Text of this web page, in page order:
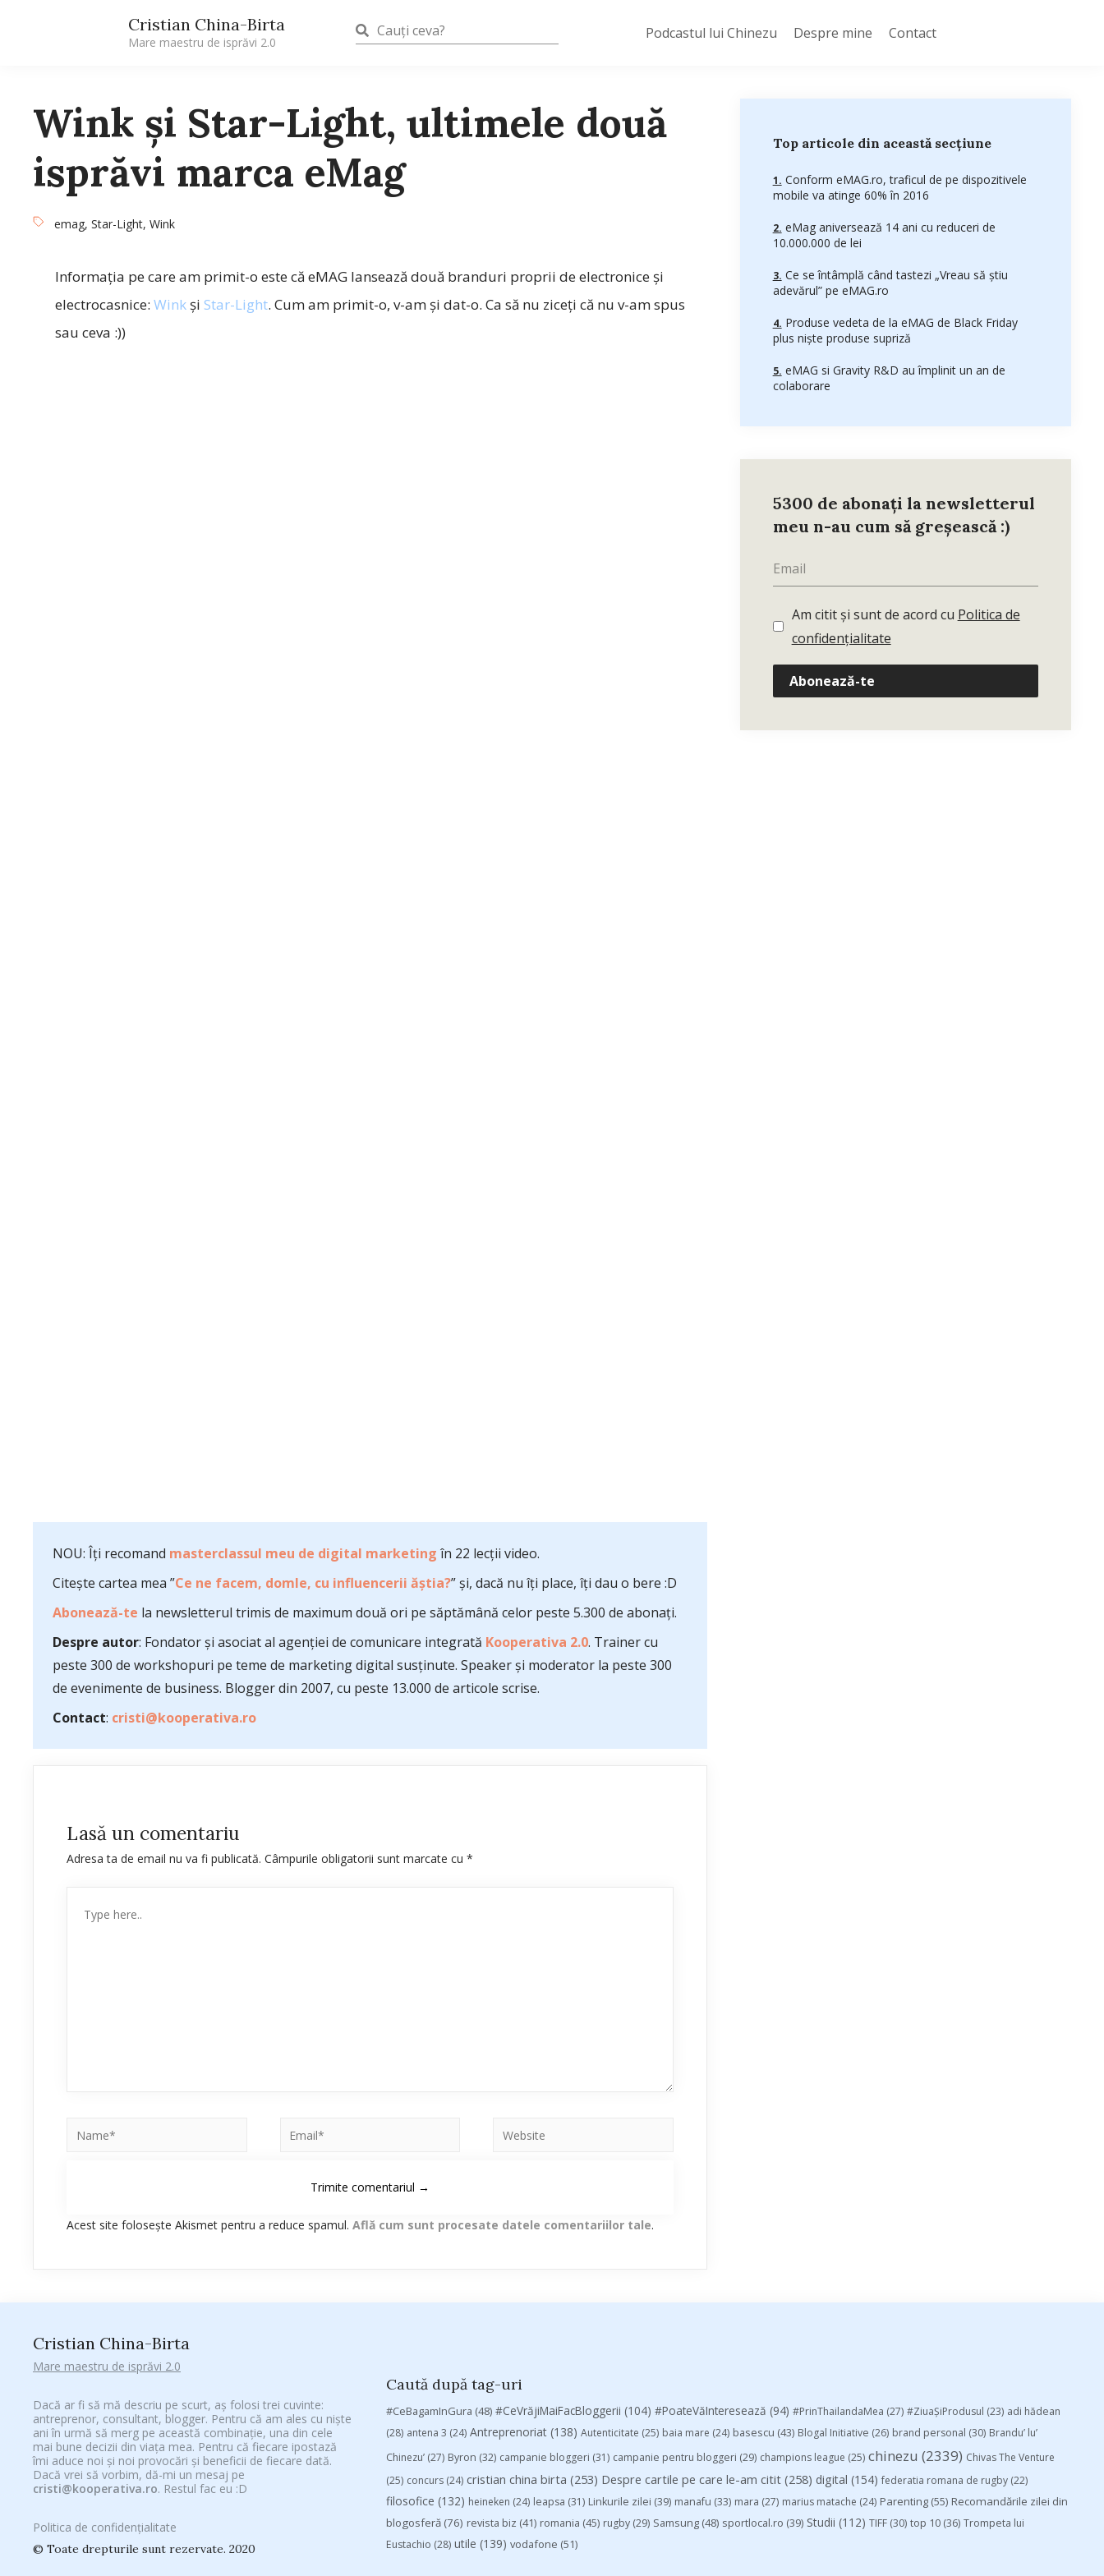
Cristian China-Birta
Mare maestru de isprăvi 2.0
Podcastul lui Chinezu Despre mine Contact
Wink și Star-Light, ultimele două
isprăvi marca eMag
emag, Star-Light, Wink
Informaţia pe care am primit-o este că eMAG lansează două branduri proprii de electronice și
electrocasnice: Winkși Star-Light. Cum am primit-o, v-am şi dat-o. Ca să nu ziceţi că nu v-am spus
sau ceva :))
NOU: Îți recomand masterclassul meu de digital marketing în 22 lecții video.
Citește cartea mea ”Ce ne facem, domle, cu influencerii ăștia?” și, dacă nu îți place, îți dau o bere :D
Abonează-te la newsletterul trimis de maximum două ori pe săptămână celor peste 5.300 de abonați.
Despre autor: Fondator și asociat al agenției de comunicare integrată Kooperativa 2.0. Trainer cu
peste 300 de workshopuri pe teme de marketing digital susținute. Speaker și moderator la peste 300
de evenimente de business. Blogger din 2007, cu peste 13.000 de articole scrise.
Contact: cristi@kooperativa.ro
Lasă un comentariu
Adresa ta de email nu va fi publicată. Câmpurile obligatorii sunt marcate cu *
Acest site folosește Akismet pentru a reduce spamul. Află cum sunt procesate datele comentariilor tale.
Top articole din această secțiune
Conform eMAG.ro, traficul de pe dispozitivele
mobile va atinge 60% în 2016
eMag aniversează 14 ani cu reduceri de
10.000.000 de lei
Ce se întâmplă când tastezi „Vreau să știu
adevărul” pe eMAG.ro
Produse vedeta de la eMAG de Black Friday
plus niște produse supriză
eMAG si Gravity R&D au împlinit un an de
colaborare
5300 de abonați la newsletterul
meu n-au cum să greșească :)
Am citit și sunt de acord cu Politica de
confidențialitate
Abonează-te
Cristian China-Birta
Mare maestru de isprăvi 2.0
Dacă ar fi să mă descriu pe scurt, aș folosi trei cuvinte:
antreprenor, consultant, blogger. Pentru că am ales cu niște
ani în urmă să merg pe această combinație, una din cele
mai bune decizii din viața mea. Pentru că fiecare ipostază
îmi aduce noi și noi provocări și beneficii de fiecare dată.
Dacă vrei să vorbim, dă-mi un mesaj pe
cristi@kooperativa.ro. Restul fac eu :D
Politica de confidențialitate
© Toate drepturile sunt rezervate. 2020
Caută după tag-uri
#CeBagamInGura (48) #CeVrăjiMaiFacBloggerii (104) #PoateVăInteresează (94) #PrinThailandaMea (27) #ZiuaȘiProdusul (23) adi hădean
(28) antena 3 (24) Antreprenoriat (138) Autenticitate (25) baia mare (24) basescu (43) Blogal Initiative (26) brand personal (30) Brandu’ lu’
Chinezu’ (27) Byron (32) campanie bloggeri (31) campanie pentru bloggeri (29) champions league (25) chinezu (2339) Chivas The Venture
(25) concurs (24) cristian china birta (253) Despre cartile pe care le-am citit (258) digital (154) federatia romana de rugby (22)
filosofice (132) heineken (24) leapsa (31) Linkurile zilei (39) manafu (33) mara (27) marius matache (24) Parenting (55) Recomandările zilei din
blogosferă (76) revista biz (41) romania (45) rugby (29) Samsung (48) sportlocal.ro (39) Studii (112) TIFF (30) top 10 (36) Trompeta lui
Eustachio (28) utile (139) vodafone (51)